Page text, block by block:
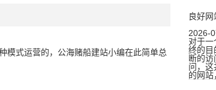
良好网
2026-
对于一
终的目
断的
问，这
的网
模式运营的，公海赌船建站小编在此简单总